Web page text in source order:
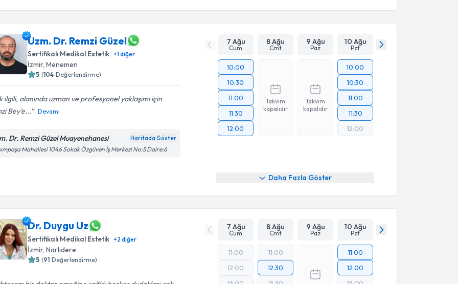
Uzm. Dr. Remzi Güzel
Sertifikalı Medikal Estetik +1diğer
İzmir,Menemen
5 (104 Değerlendirme)
ilgili, alanında uzman ve profesyonel yaklaşımı için
Bey’e...
Devamı
Dr. Remzi Güzel Muayenehanesi Haritada Göster
Mahallesi 1046 Sokak Özgüven İş Merkezi No:5 Daire:6
7 Ağu
Cum
8 Ağu
Cmt
9 Ağu
Paz
10 Ağu
Pzt
10:00
10:30
11:00
11:30
12:00
Takvim
kapalıdır
Takvim
kapalıdır
10:00
10:30
11:00
11:30
12:00
Daha Fazla Göster
Dr. Duygu Uz
Sertifikalı Medikal Estetik +2 diğer
İzmir,Narlıdere
5 (91 Değerlendirme)
7 Ağu
Cum
8 Ağu
Cmt
9 Ağu
Paz
10 Ağu
Pzt
11:00
12:00
11:00
12:30
11:00
12:00